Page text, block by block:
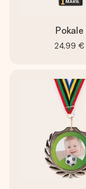
Pokale
24,99 €